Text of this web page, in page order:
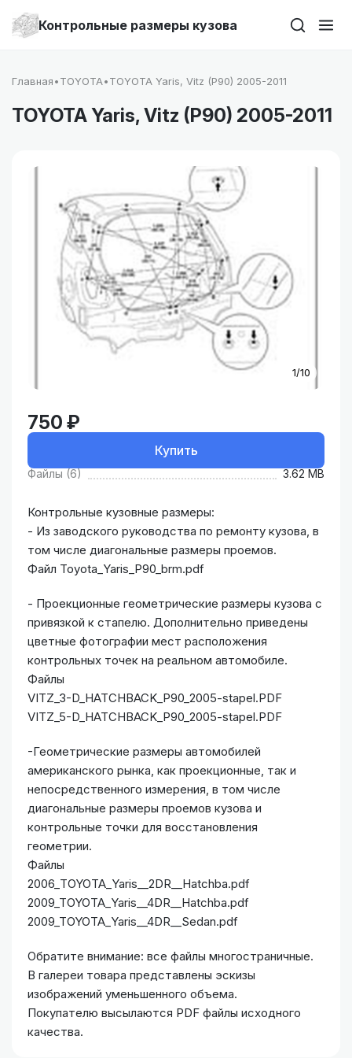
Контрольные размеры кузова
Главная•TOYOTA•TOYOTA Yaris, Vitz (P90) 2005-2011
TOYOTA Yaris, Vitz (P90) 2005-2011
1/10
750 ₽
Купить
Файлы (6) 3.62 MB
Контрольные кузовные размеры:
- Из заводского руководства по ремонту кузова, в
том числе диагональные размеры проемов.
Файл Toyota_Yaris_P90_brm.pdf
- Проекционные геометрические размеры кузова с
привязкой к стапелю. Дополнительно приведены
цветные фотографии мест расположения
контрольных точек на реальном автомобиле.
Файлы
VITZ_3-D_HATCHBACK_P90_2005-stapel.PDF
VITZ_5-D_HATCHBACK_P90_2005-stapel.PDF
-Геометрические размеры автомобилей
американского рынка, как проекционные, так и
непосредственного измерения, в том числе
диагональные размеры проемов кузова и
контрольные точки для восстановления
геометрии.
Файлы
2006_TOYOTA_Yaris__2DR__Hatchba.pdf
2009_TOYOTA_Yaris__4DR__Hatchba.pdf
2009_TOYOTA_Yaris__4DR__Sedan.pdf
Обратите внимание: все файлы многостраничные.
В галереи товара представлены эскизы
изображений уменьшенного объема.
Покупателю высылаются PDF файлы исходного
качества.